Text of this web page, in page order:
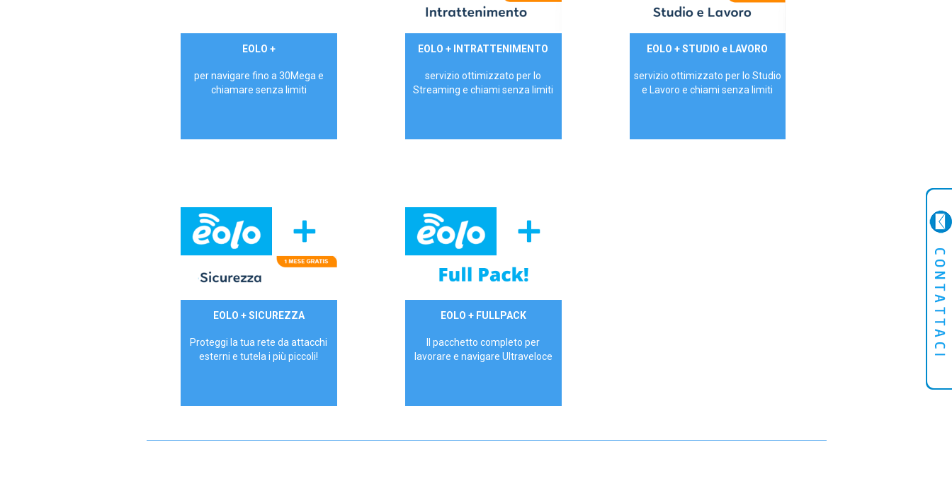
€ 24,90/meseEOLO +
per navigare fino a 30Mega e
chiamare senza limiti
29,90€/mese
EOLO + INTRATTENIMENTO
servizio ottimizzato per lo
Streaming e chiami senza limiti
29,90€/mese
EOLO + STUDIO e LAVORO
servizio ottimizzato per lo Studio
e Lavoro e chiami senza limiti
29,90€/mese
EOLO + SICUREZZA
Proteggi la tua rete da attacchi
esterni e tutela i più piccoli!
34,90 €/meseEOLO + FULLPACK
Il pacchetto completo per
lavorare e navigare Ultraveloce